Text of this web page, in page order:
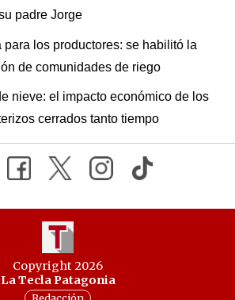
padre Jorge
para los productores: se habilitó la
de comunidades de riego
nieve: el impacto económico de los
cerrados tanto tiempo
Copyright 2026
La Tecla Patagonia